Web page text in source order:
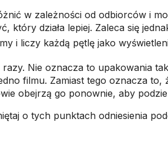
w zależności od odbiorców i
który działa lepiej. Zaleca się
i liczy każdą pętlę jako
Nie oznacza to upakowania
filmu. Zamiast tego oznacza to,
obejrzą go ponownie, aby
o tych punktach odniesienia